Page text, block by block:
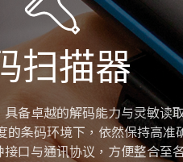
扫描器
备卓越的解码能力与灵敏读
的条码环境下，依然保持高准
口与通讯协议，方便整合至